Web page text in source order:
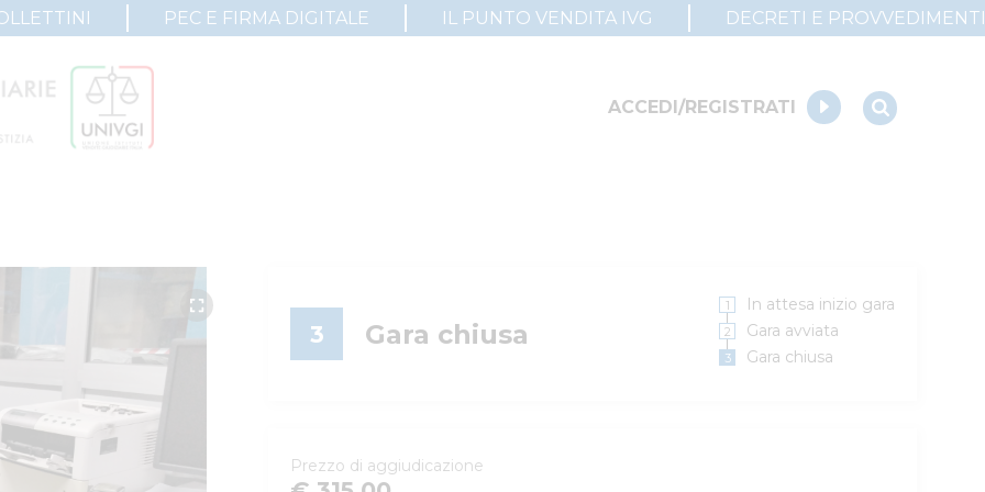
PEC E FIRMA DIGITALE IL PUNTO VENDITA IVG DECRETI E PROVVEDIMENTI
ACCEDI/REGISTRATI
3 Gara chiusa
In attesa inizio gara
Gara avviata
Gara chiusa
Prezzo di aggiudicazione